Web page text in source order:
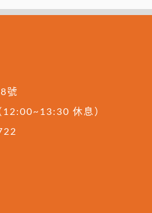
號
休息）